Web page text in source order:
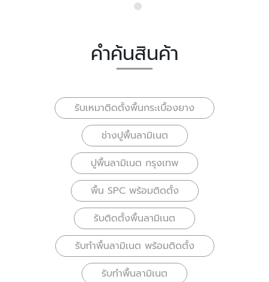
คำค้นสินค้า
รับเหมาติดตั้งพื้นกระเบื้องยาง
ช่างปูพื้นลามิเนต
ปูพื้นลามิเนต กรุงเทพ
พื้น SPC พร้อมติดตั้ง
รับติดตั้งพื้นลามิเนต
รับทำพื้นลามิเนต พร้อมติดตั้ง
รับทำพื้นลามิเนต